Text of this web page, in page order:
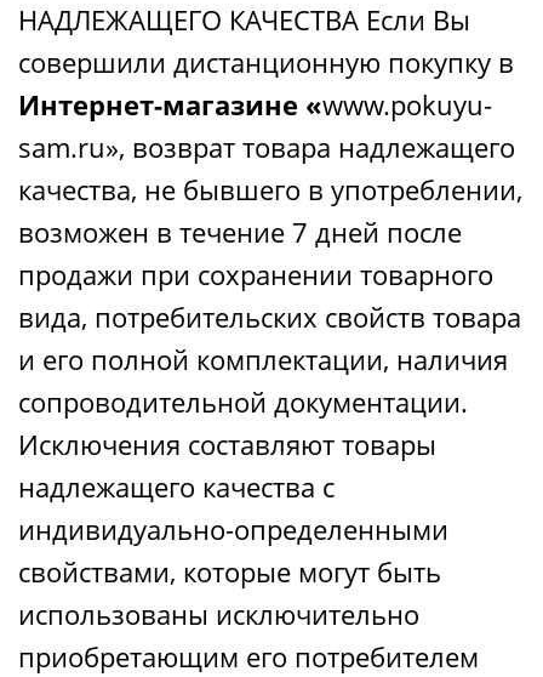
НАДЛЕЖАЩЕГО КАЧЕСТВА Если Вы
совершили дистанционную покупку в
Интернет-магазине «www.pokuyu-
sam.ru», возврат товара надлежащего
качества, не бывшего в употреблении,
возможен в течение 7 дней после
продажи при сохранении товарного
вида, потребительских свойств товара
и его полной комплектации, наличия
сопроводительной документации.
Исключения составляют товары
надлежащего качества с
индивидуально-определенными
свойствами, которые могут быть
использованы исключительно
приобретающим его потребителем